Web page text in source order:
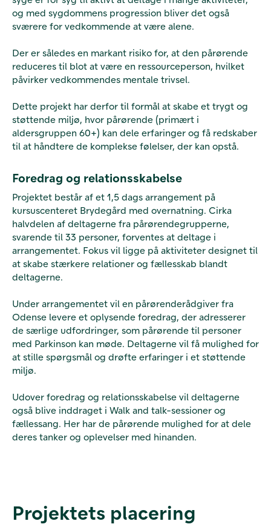
og med sygdommens progression bliver det også
sværere for vedkommende at være alene.
Der er således en markant risiko for, at den pårørende
reduceres til blot at være en ressourceperson, hvilket
påvirker vedkommendes mentale trivsel.
Dette projekt har derfor til formål at skabe et trygt og
støttende miljø, hvor pårørende (primært i
aldersgruppen 60+) kan dele erfaringer og få redskaber
til at håndtere de komplekse følelser, der kan opstå.
Foredrag og relationsskabelse
Projektet består af et 1,5 dags arrangement på
kursuscenteret Brydegård med overnatning. Cirka
halvdelen af deltagerne fra pårørendegrupperne,
svarende til 33 personer, forventes at deltage i
arrangementet. Fokus vil ligge på aktiviteter designet til
at skabe stærkere relationer og fællesskab blandt
deltagerne.
Under arrangementet vil en pårørenderådgiver fra
Odense levere et oplysende foredrag, der adresserer
de særlige udfordringer, som pårørende til personer
med Parkinson kan møde. Deltagerne vil få mulighed for
at stille spørgsmål og drøfte erfaringer i et støttende
miljø.
Udover foredrag og relationsskabelse vil deltagerne
også blive inddraget i Walk and talk-sessioner og
fællessang. Her har de pårørende mulighed for at dele
deres tanker og oplevelser med hinanden.
Projektets placering